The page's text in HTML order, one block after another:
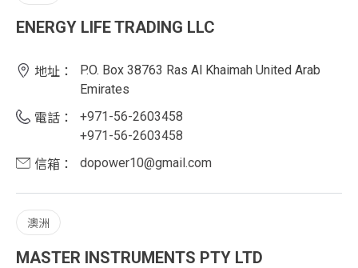
ENERGY LIFE TRADING LLC
地址：
P.O. Box 38763 Ras Al Khaimah United Arab
Emirates
電話：
+971-56-2603458
+971-56-2603458
信箱：
dopower10@gmail.com
澳洲
MASTER INSTRUMENTS PTY LTD